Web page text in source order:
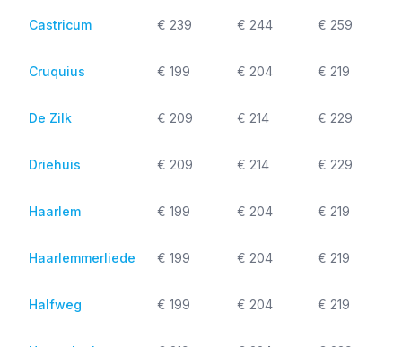
Castricum € 239 € 244 € 259
Cruquius € 199 € 204 € 219
De Zilk € 209 € 214 € 229
Driehuis € 209 € 214 € 229
Haarlem € 199 € 204 € 219
Haarlemmerliede € 199 € 204 € 219
Halfweg € 199 € 204 € 219